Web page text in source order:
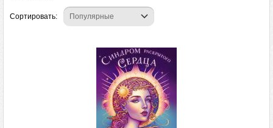
Сортировать: